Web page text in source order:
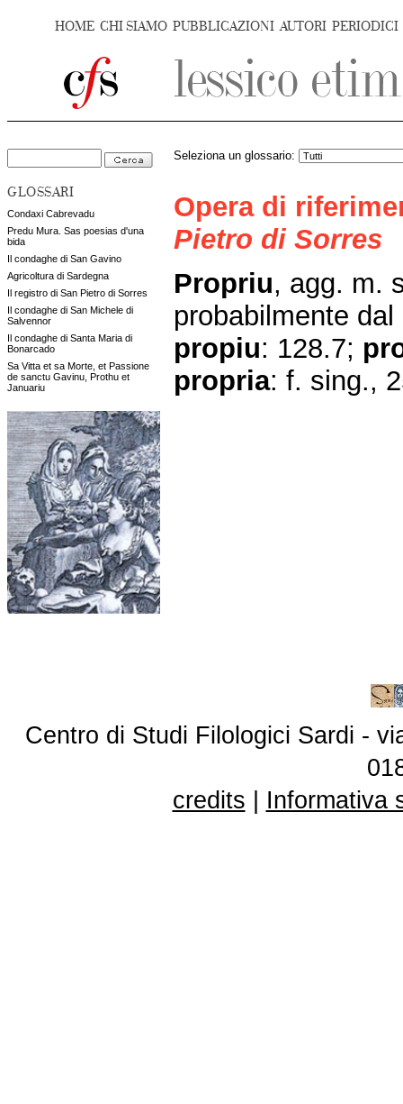
HOME CHI SIAMO PUBBLICAZIONI AUTORI PERIODICI
GLOSSARI
Condaxi Cabrevadu
Predu Mura. Sas poesias d'una
bida
Il condaghe di San Gavino
Agricoltura di Sardegna
Il registro di San Pietro di Sorres
Il condaghe di San Michele di
Salvennor
Il condaghe di Santa Maria di
Bonarcado
Sa Vitta et sa Morte, et Passione
de sanctu Gavinu, Prothu et
Januariu
Seleziona un glossario:
Opera di
Pietro di Sorres
Propriu, agg. m.
probabilmente
propiu: 128.7;
propria: f. sing.,
Centro di Studi Filologici Sardi -
credits
Informativa